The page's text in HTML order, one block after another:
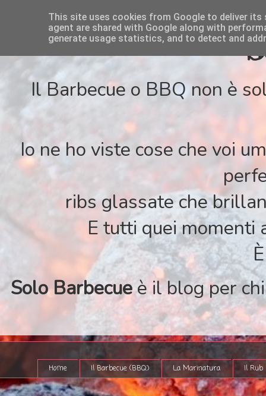
Il Barbecue o BBQ non è
Io ne ho viste cose che voi
ribs glassate che
E tutti quei momenti
Solo Barbecueè il blog per
Home Il Barbecue (BBQ) La Marinatura Il Rub
This site uses cookies from Google to deliver its
agent are shared with Google along with
generate usage statistics, and to detect and